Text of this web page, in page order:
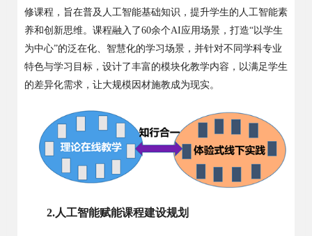
修课程，旨在普及人工智能基础知识，提升学生的人工智能素
养和创新思维。课程融入了60余个AI应用场景，打造“以学生
为中心”的泛在化、智慧化的学习场景，并针对不同学科专业
特色与学习目标，设计了丰富的模块化教学内容，以满足学生
的差异化需求，让大规模因材施教成为现实。
2.人工智能赋能课程建设规划